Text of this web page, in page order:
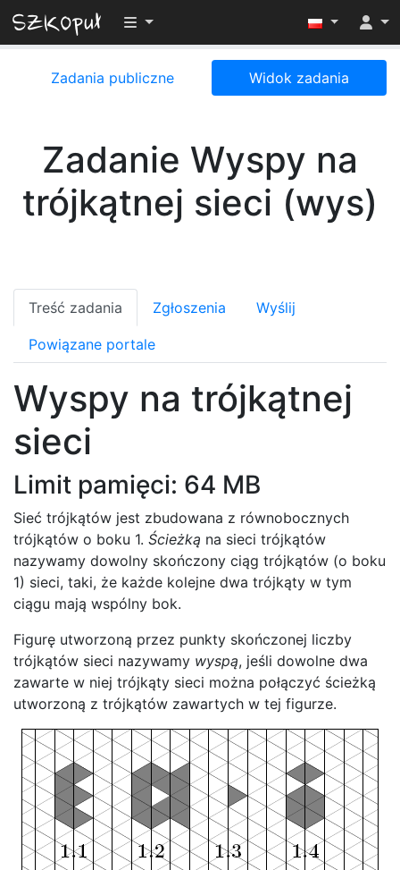
Przełącz widoczność menu
Zadania publiczne Widok zadania
Zadanie Wyspy na
trójkątnej sieci (wys)
Treść zadania Zgłoszenia Wyślij
Powiązane portale
Wyspy na trójkątnej
sieci
Limit pamięci: 64 MB
Sieć trójkątów jest zbudowana z równobocznych
trójkątów o boku 1. Ścieżką na sieci trójkątów
nazywamy dowolny skończony ciąg trójkątów (o boku
1) sieci, taki, że każde kolejne dwa trójkąty w tym
ciągu mają wspólny bok.
Figurę utworzoną przez punkty skończonej liczby
trójkątów sieci nazywamy wyspą, jeśli dowolne dwa
zawarte w niej trójkąty sieci można połączyć ścieżką
utworzoną z trójkątów zawartych w tej figurze.